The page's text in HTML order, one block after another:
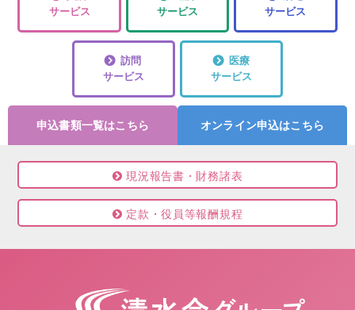
申込書類一覧はこちら オンライン申込はこちら
サービス
サービス
サービス
訪問
サービス
医療
サービス
現況報告書・財務諸表
定款・役員等報酬規程